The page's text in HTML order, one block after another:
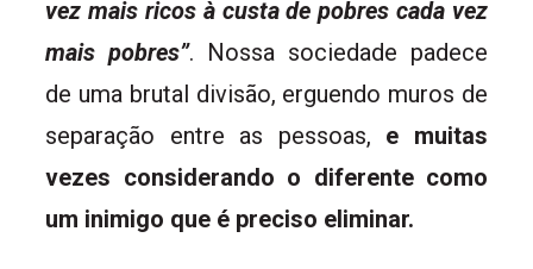
vez mais ricos à custa de pobres cada vez
mais pobres”. Nossa sociedade padece
de uma brutal divisão, erguendo muros de
separação entre as pessoas, e muitas
vezes considerando o diferente como
um inimigo que é preciso eliminar.